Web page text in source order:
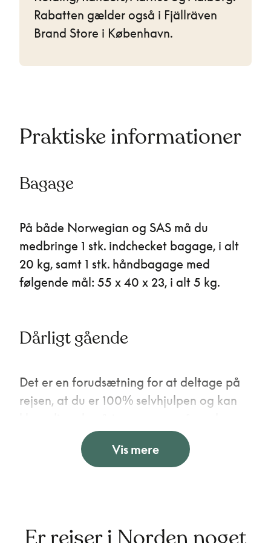
Rabatten gælder også i Fjällräven
Brand Store i København.
Praktiske informationer
Bagage
På både Norwegian og SAS må du
medbringe 1 stk. indchecket bagage, i alt
20 kg, samt 1 stk. håndbagage med
følgende mål: 55 x 40 x 23, i alt 5 kg.
Dårligt gående
Det er en forudsætning for at deltage på
rejsen, at du er 100% selvhjulpen og kan
bagage samt på udflugter til fods. Du skal
være almindeligt godt gående. Er du
arrangement (pengene refunderes ikke). Er
Vis mere